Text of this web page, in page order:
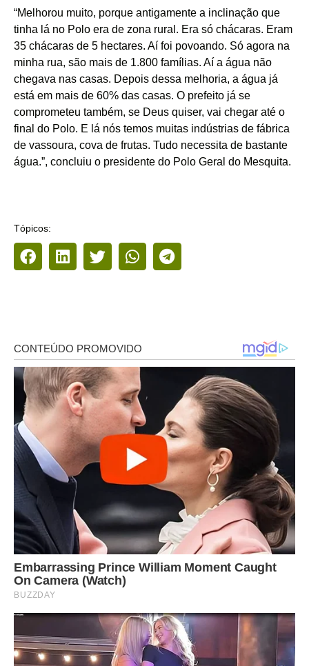
“Melhorou muito, porque antigamente a inclinação que
tinha lá no Polo era de zona rural. Era só chácaras. Eram
35 chácaras de 5 hectares. Aí foi povoando. Só agora na
minha rua, são mais de 1.800 famílias. Aí a água não
chegava nas casas. Depois dessa melhoria, a água já
está em mais de 60% das casas. O prefeito já se
comprometeu também, se Deus quiser, vai chegar até o
final do Polo. E lá nós temos muitas indústrias de fábrica
de vassoura, cova de frutas. Tudo necessita de bastante
água.”, concluiu o presidente do Polo Geral do Mesquita.
Tópicos: